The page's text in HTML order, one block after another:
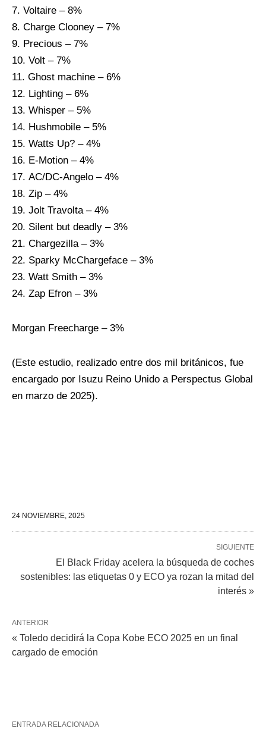
Voltaire – 8%
Charge Clooney – 7%
Precious – 7%
Volt – 7%
Ghost machine – 6%
Lighting – 6%
Whisper – 5%
Hushmobile – 5%
Watts Up? – 4%
E-Motion – 4%
AC/DC-Angelo – 4%
Zip – 4%
Jolt Travolta – 4%
Silent but deadly – 3%
Chargezilla – 3%
Sparky McChargeface – 3%
Watt Smith – 3%
Zap Efron – 3%
Morgan Freecharge – 3%
(Este estudio, realizado entre dos mil británicos, fue
encargado por Isuzu Reino Unido a Perspectus Global
en marzo de 2025).
24 NOVIEMBRE, 2025
SIGUIENTE
El Black Friday acelera la búsqueda de coches
sostenibles: las etiquetas 0 y ECO ya rozan la mitad del
interés »
ANTERIOR
« Toledo decidirá la Copa Kobe ECO 2025 en un final
cargado de emoción
ENTRADA RELACIONADA